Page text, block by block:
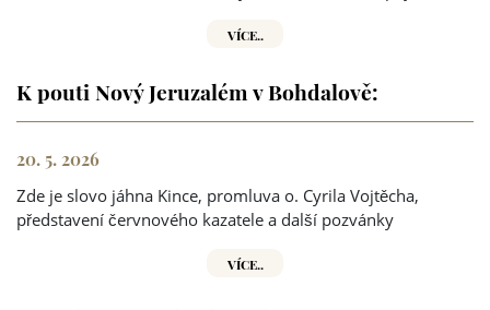
VÍCE..
K pouti Nový Jeruzalém v Bohdalově:
20. 5. 2026
Zde je slovo jáhna Kince, promluva o. Cyrila Vojtěcha,
představení červnového kazatele a další pozvánky
VÍCE..